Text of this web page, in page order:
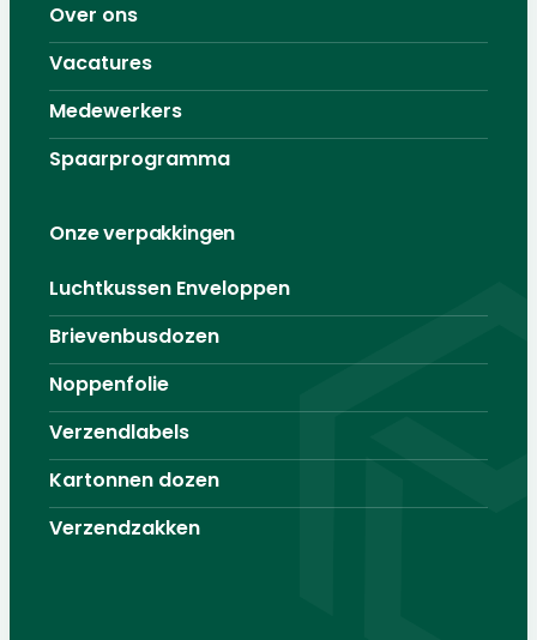
Over ons
Vacatures
Medewerkers
Spaarprogramma
Onze verpakkingen
Luchtkussen Enveloppen
Brievenbusdozen
Noppenfolie
Verzendlabels
Kartonnen dozen
Verzendzakken